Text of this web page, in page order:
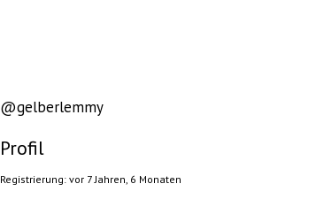
@gelberlemmy
Profil
Registrierung: vor 7 Jahren, 6 Monaten